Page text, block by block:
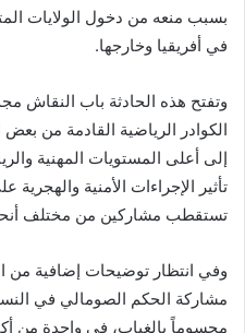
بسبب منعه من دخول الولايات
في أفريقيا وخارجها.
وتفتح هذه الحادثة باب النقاش
الكوادر الرياضية القادمة من
إلى أعلى المستويات المهنية
تأثير الإجراءات الأمنية
تستقطب مشاركين من مختلف
وفي انتظار توضيحات إضافية من
مشاركة الحكم الصومالي في
محسوماً بالغياب، في واحدة من